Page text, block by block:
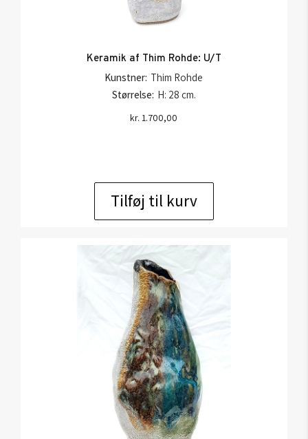
Keramik af Thim Rohde: U/T
Kunstner: Thim Rohde
Størrelse: H: 28 cm.
kr. 1.700,00
Tilføj til kurv